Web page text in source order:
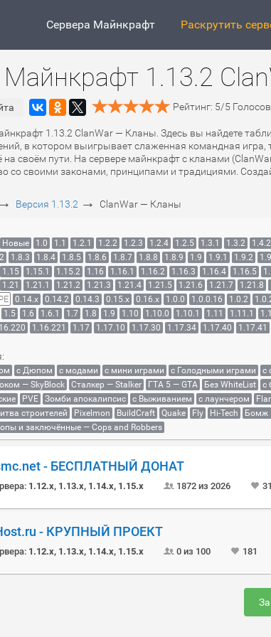
Сервера Майнкрафт Раскрутить
Майнкрафт 1.13.2
Рейтинг: 5/5
1.13.2 ClanWar — Кланы. Здесь вы найдете
в котором выигрывает слаженная командная игра,
на своём пути. На сервере майнкрафт с кланами
со своими законами, принципами и традициями.
→ Версия 1.13.2 → ClanWar — Кланы
Новые 1.0 1.1 1.2.1 1.2.2 1.2.3 1.2.4 1.2.5 1.3.1 1.3.2 1.4.2
1.8.3 1.8.4 1.8.5 1.8.6 1.8.7 1.8.8 1.8.9 1.9 1.9.1 1.9.2
1.15 1.15.1 1.15.2 1.16 1.16.1 1.16.2 1.16.3 1.16.4 1.16.5
1.21 1.21.1 1.21.2 1.21.3 1.21.4 1.21.5 1.21.6 1.21.7 1.21.8
0.14.x 0.14.2 0.14.3 0.15.x 0.16.x 1.0.0 1.0.0.16 1.0.2
1.5 1.6 1.6.1 1.7 1.8 1.9 1.10 1.10.0 1.10.1 1.11 1.11.1
1.16.221 1.17 1.17.10 1.17.30 1.17.34 1.17.40 1.17.41
с Дюпом с модами с мини играми с Голодными играми с
— SkyBlock Сталкер — Stalker ГТА 5 — GTA Без WhiteList с
PVE Зомби апокалипсис с Выживанием с лаунчером
строителей Pixelmon BuildCraft Quake Fly Hi-Tech Бомж
и заключённые — Cops and Robbers
- БЕСПЛАТНЫЙ ДОНАТ
1.12.x, 1.13.x, 1.14.x, 1.15.x 1872 из 2026 31
- КРУПНЫЙ ПРОЕКТ
1.12.x, 1.13.x, 1.14.x, 1.15.x 0 из 100 181